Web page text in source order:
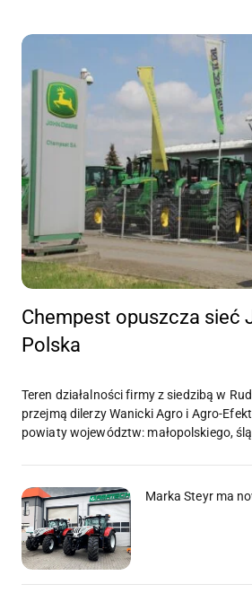
Chempest opuszcza sieć
Polska
Teren działalności firmy z siedzibą w
przejmą dilerzy Wanicki Agro i Agro-
powiaty województw: małopolskiego,
Marka Steyr ma